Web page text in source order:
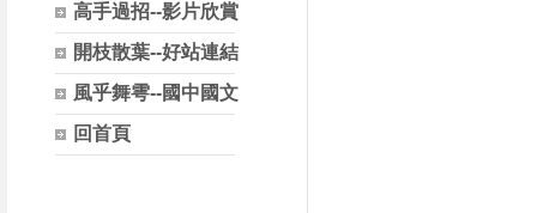
高手過招--影片欣賞
開枝散葉--好站連結
風乎舞雩--國中國文
回首頁